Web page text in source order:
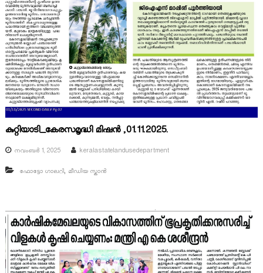
കുറ്റിയാടി_കേരസമൃദ്ധി മിഷൻ ,01.11.2025.
നവംബർ 1, 2025 keralastatelandusedepartment
ഫോട്ടോ ഗാലറി, മീഡിയ സ്കാൻ